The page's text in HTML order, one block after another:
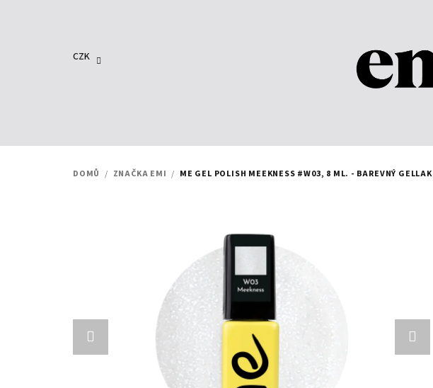
CZK
DOMŮ / ZNAČKA EMI / ME GEL POLISH MEEKNESS #W03, 8 ML. - BAREVNÝ GELLAK